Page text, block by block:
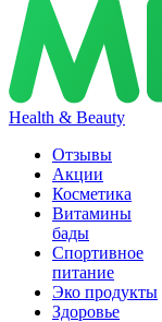
Health & Beauty
Отзывы
Акции
Косметика
Витамины
бады
Спортивное
питание
Эко продукты
Здоровье